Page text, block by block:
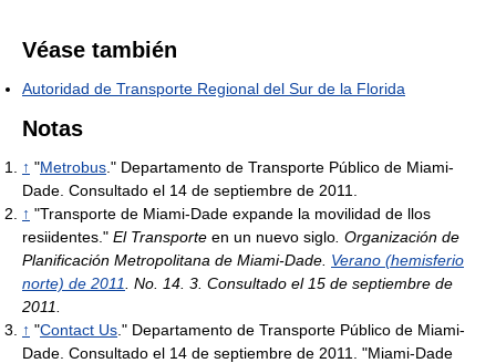
Véase también
Autoridad de Transporte Regional del Sur de la Florida
Notas
↑ "Metrobus ." Departamento de Transporte Público de Miami-
Dade. Consultado el 14 de septiembre de 2011.
↑ "Transporte de Miami-Dade expande la movilidad de llos
resiidentes." El Transporte en un nuevo siglo . Organización de
Planificación Metropolitana de Miami-Dade. Verano (hemisferio
norte) de 2011
. No. 14. 3. Consultado el 15 de septiembre de
2011.
↑ "Contact Us ." Departamento de Transporte Público de Miami-
Dade. Consultado el 14 de septiembre de 2011. "Miami-Dade